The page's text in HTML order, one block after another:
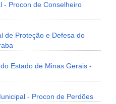
- Procon de Conselheiro
de Proteção e Defesa do
Estado de Minas Gerais -
- Procon de Perdões